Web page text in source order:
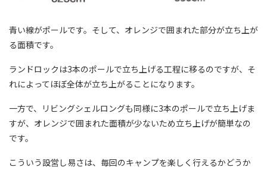
青い線がポールです。そして、オレンジで囲まれた部分が立ち上が
る面積です。
ランドロックは3本のポールで立ち上げる工程に移るのですが、そ
れによってほぼ全体が立ち上がることになります。
一方で、リビングシェルロングも同様に3本のポールで立ち上げま
すが、オレンジで囲まれた面積が少ないため立ち上げが簡単なの
です。
こういう設営し易さは、毎回のキャンプを楽しく行えるかどうか